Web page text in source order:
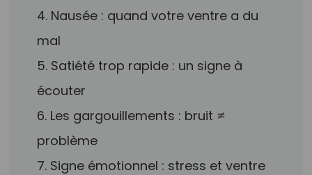
4. Nausée : quand votre ventre a du
mal
5. Satiété trop rapide : un signe à
écouter
6. Les gargouillements : bruit ≠
problème
7. Signe émotionnel : stress et ventre